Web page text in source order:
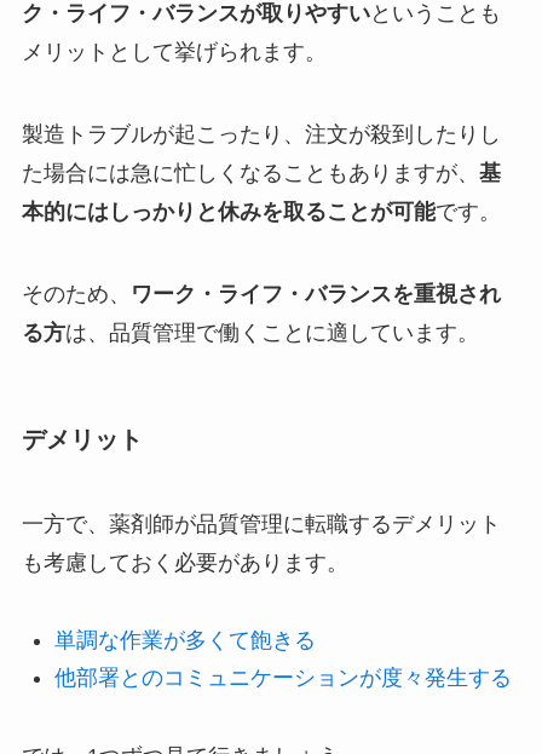
ク・ライフ・バランスが取りやすいということも
メリットとして挙げられます。
製造トラブルが起こったり、注文が殺到したりし
た場合には急に忙しくなることもありますが、 基
本的にはしっかりと休みを取ることが可能です。
そのため、
ワーク・ライフ・バランスを重視され
る方は、品質管理で働くことに適しています。
デメリット
一方で、薬剤師が品質管理に転職するデメリット
も考慮しておく必要があります。
単調な作業が多くて飽きる
他部署とのコミュニケーションが度々発生する